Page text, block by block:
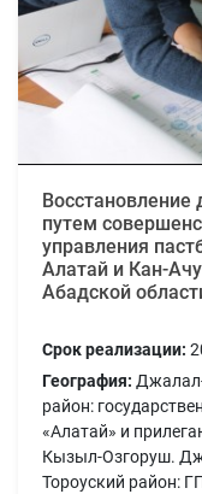
путем
управления
Алатай и Кан-
Абадской
Срок реализации:
География:
район:
«Алатай» и
Кызыл-Озгоруш.
Тороуский район: